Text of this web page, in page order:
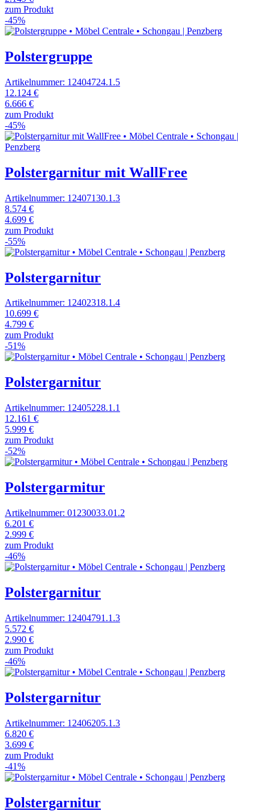
zum Produkt
-45%
Polstergruppe
Artikelnummer: 12404724.1.5
12.124 €
6.666 €
zum Produkt
-45%
Polstergarnitur mit WallFree
Artikelnummer: 12407130.1.3
8.574 €
4.699 €
zum Produkt
-55%
Polstergarnitur
Artikelnummer: 12402318.1.4
10.699 €
4.799 €
zum Produkt
-51%
Polstergarnitur
Artikelnummer: 12405228.1.1
12.161 €
5.999 €
zum Produkt
-52%
Polstergarmitur
Artikelnummer: 01230033.01.2
6.201 €
2.999 €
zum Produkt
-46%
Polstergarnitur
Artikelnummer: 12404791.1.3
5.572 €
2.990 €
zum Produkt
-46%
Polstergarnitur
Artikelnummer: 12406205.1.3
6.820 €
3.699 €
zum Produkt
-41%
Polstergarnitur